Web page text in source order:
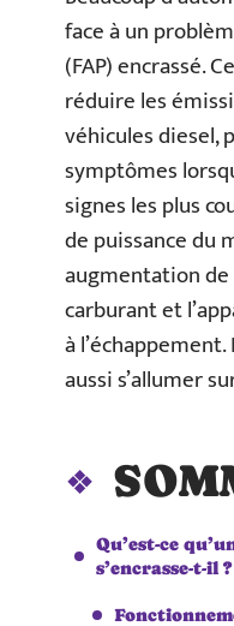
face à un
(FAP) encrassé.
réduire les
véhicules diesel,
symptômes
signes les plus
de puissance du
augmentation
carburant et
à
aussi s’allumer
Qu’est-ce
s’encrasse-t-il ?